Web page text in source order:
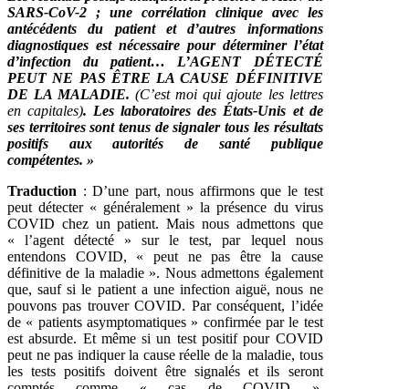
SARS-CoV-2 ; une corrélation clinique avec les
antécédents du patient et d’autres informations
diagnostiques est nécessaire pour déterminer l’état
d’infection du patient… L’AGENT DÉTECTÉ
PEUT NE PAS ÊTRE LA CAUSE DÉFINITIVE
DE LA MALADIE.(C’est moi qui ajoute les lettres
en capitales). Les laboratoires des États-Unis et de
ses territoires sont tenus de signaler tous les résultats
positifs aux autorités de santé publique
compétentes. »
Traduction : D’une part, nous affirmons que le test
peut détecter « généralement » la présence du virus
COVID chez un patient. Mais nous admettons que
« l’agent détecté » sur le test, par lequel nous
entendons COVID, « peut ne pas être la cause
définitive de la maladie ». Nous admettons également
que, sauf si le patient a une infection aiguë, nous ne
pouvons pas trouver COVID. Par conséquent, l’idée
de « patients asymptomatiques » confirmée par le test
est absurde. Et même si un test positif pour COVID
peut ne pas indiquer la cause réelle de la maladie, tous
les tests positifs doivent être signalés et ils seront